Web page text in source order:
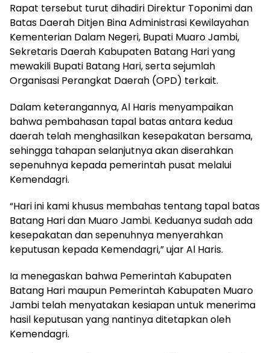
Rapat tersebut turut dihadiri Direktur Toponimi dan
Batas Daerah Ditjen Bina Administrasi Kewilayahan
Kementerian Dalam Negeri, Bupati Muaro Jambi,
Sekretaris Daerah Kabupaten Batang Hari yang
mewakili Bupati Batang Hari, serta sejumlah
Organisasi Perangkat Daerah (OPD) terkait.
Dalam keterangannya, Al Haris menyampaikan
bahwa pembahasan tapal batas antara kedua
daerah telah menghasilkan kesepakatan bersama,
sehingga tahapan selanjutnya akan diserahkan
sepenuhnya kepada pemerintah pusat melalui
Kemendagri.
“Hari ini kami khusus membahas tentang tapal batas
Batang Hari dan Muaro Jambi. Keduanya sudah ada
kesepakatan dan sepenuhnya menyerahkan
keputusan kepada Kemendagri,” ujar Al Haris.
Ia menegaskan bahwa Pemerintah Kabupaten
Batang Hari maupun Pemerintah Kabupaten Muaro
Jambi telah menyatakan kesiapan untuk menerima
hasil keputusan yang nantinya ditetapkan oleh
Kemendagri.